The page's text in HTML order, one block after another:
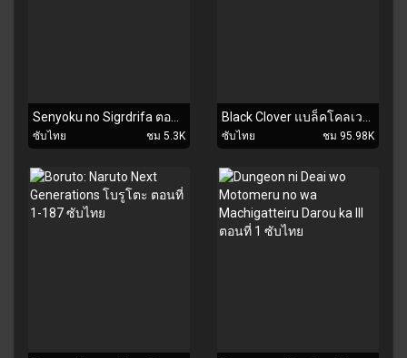
ซับไทย ชม 5.3K ซับไทย ชม 95.98K